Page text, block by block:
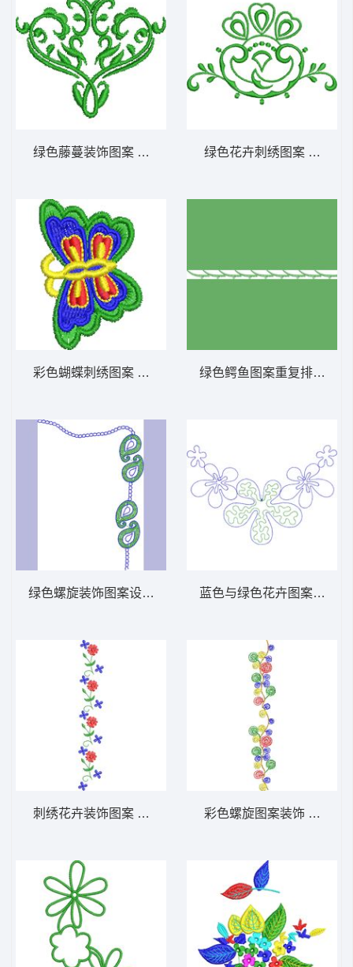
绿色藤蔓装饰图案 免费小花系列5千针以下
彩色蝴蝶刺绣图案 免费小花系列5千针以下
绿色螺旋装饰图案设计 免费小花系列5千针以
刺绣花卉装饰图案 免费小花系列5千针以下
绿色花卉刺绣图案 免费小
绿色鳄鱼图案重复排列 免
蓝色与绿色花卉图案设计
彩色螺旋图案装饰 免费小